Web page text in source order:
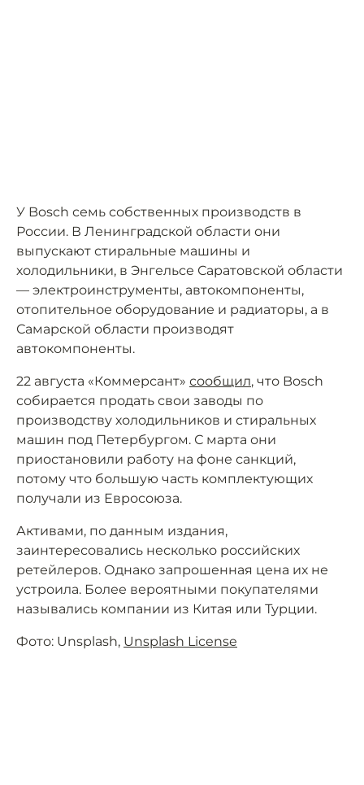
У Bosch семь собственных производств в
России. В Ленинградской области они
выпускают стиральные машины и
холодильники, в Энгельсе Саратовской области
— электроинструменты, автокомпоненты,
отопительное оборудование и радиаторы, а в
Самарской области производят
автокомпоненты.
22 августа «Коммерсант» сообщил, что Bosch
собирается продать свои заводы по
производству холодильников и стиральных
машин под Петербургом. С марта они
приостановили работу на фоне санкций,
потому что большую часть комплектующих
получали из Евросоюза.
Активами, по данным издания,
заинтересовались несколько российских
ретейлеров. Однако запрошенная цена их не
устроила. Более вероятными покупателями
назывались компании из Китая или Турции.
Фото: Unsplash, Unsplash License